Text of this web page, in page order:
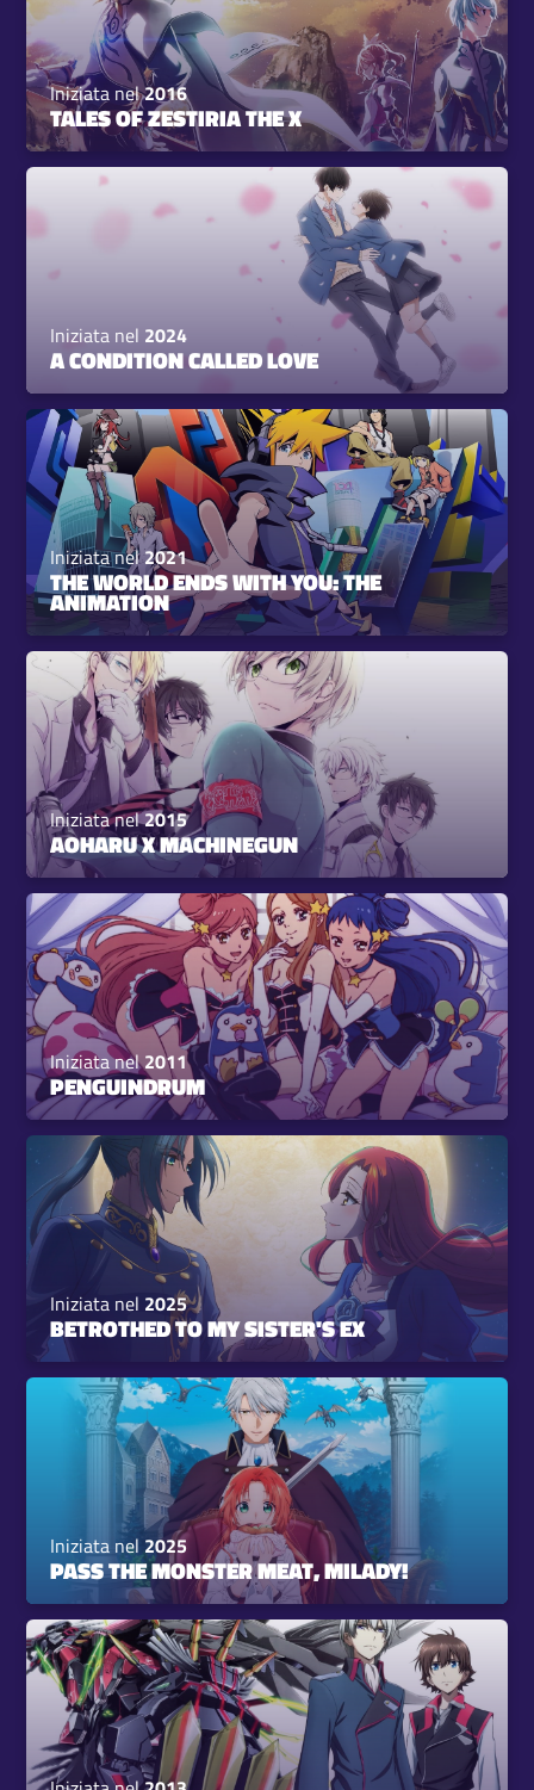
Iniziata nel2016
TALES OF ZESTIRIA THE X
Iniziata nel 2024
A CONDITION CALLED LOVE
Iniziata nel2021
THE WORLD ENDS WITH YOU: THE
ANIMATION
Iniziata nel2015
AOHARU X MACHINEGUN
Iniziata nel2011
PENGUINDRUM
Iniziata nel 2025
BETROTHED TO MY SISTER'S EX
Iniziata nel 2025
PASS THE MONSTER MEAT, MILADY!